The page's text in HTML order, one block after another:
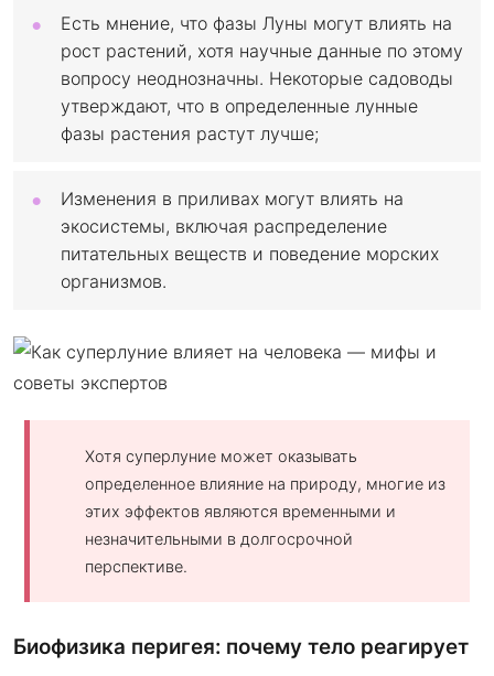
Есть мнение, что фазы Луны могут влиять на
рост растений, хотя научные данные по этому
вопросу неоднозначны. Некоторые садоводы
утверждают, что в определенные лунные
фазы растения растут лучше;
Изменения в приливах могут влиять на
экосистемы, включая распределение
питательных веществ и поведение морских
организмов.
Хотя суперлуние может оказывать
определенное влияние на природу, многие из
этих эффектов являются временными и
незначительными в долгосрочной
перспективе.
Биофизика перигея: почему тело реагирует